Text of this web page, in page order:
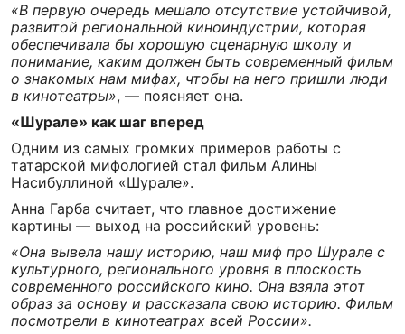
«В первую очередь мешало отсутствие устойчивой,
развитой региональной киноиндустрии, которая
обеспечивала бы хорошую сценарную школу и
понимание, каким должен быть современный фильм
о знакомых нам мифах, чтобы на него пришли люди
в кинотеатры», — поясняет она.
«Шурале» как шаг вперед
Одним из самых громких примеров работы с
татарской мифологией стал фильм Алины
Насибуллиной «Шурале».
Анна Гарба считает, что главное достижение
картины — выход на российский уровень:
«Она вывела нашу историю, наш миф про Шурале с
культурного, регионального уровня в плоскость
современного российского кино. Она взяла этот
образ за основу и рассказала свою историю. Фильм
посмотрели в кинотеатрах всей России».